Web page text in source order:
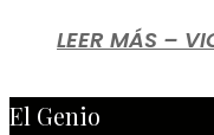
LEER MÁS –
El Genio